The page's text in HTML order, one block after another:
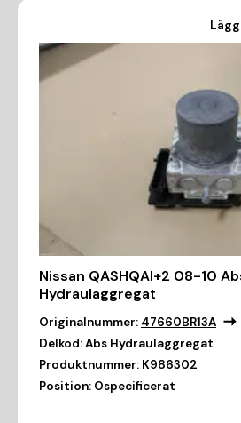
Nissan QASHQAI+2 08-10
Hydraulaggregat
Originalnummer: 47660BR13A
Delkod:Abs Hydraulaggregat
Produktnummer: K986302
Position: Ospecificerat